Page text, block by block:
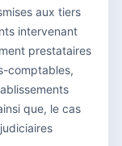
aux tiers
intervenant
prestataires
comptables,
que, le cas